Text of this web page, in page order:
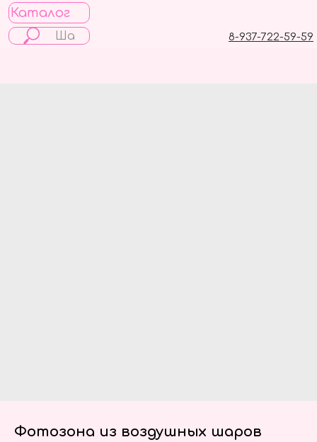
Каталог
8-937-722-59-59
Фотозона из воздушных шаров